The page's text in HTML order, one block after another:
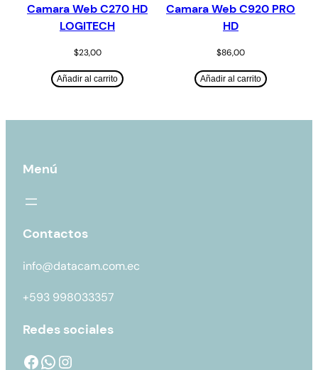
Camara Web C270 HD
LOGITECH
$23,00
Añadir al carrito
Camara Web C920 PRO
HD
$86,00
Añadir al carrito
Menú
Contactos
info@datacam.com.ec
+593 998033357
Redes sociales